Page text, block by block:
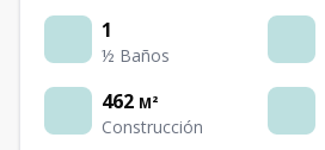
1
½ Baños
462 M²
Construcción